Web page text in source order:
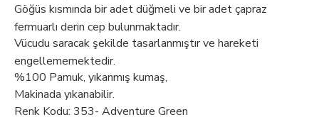
Göğüs kısmında bir adet düğmeli ve bir adet çapraz
fermuarlı derin cep bulunmaktadır.
Vücudu saracak şekilde tasarlanmıştır ve hareketi
engellememektedir.
%100 Pamuk, yıkanmış kumaş,
Makinada yıkanabilir.
Renk Kodu: 353- Adventure Green